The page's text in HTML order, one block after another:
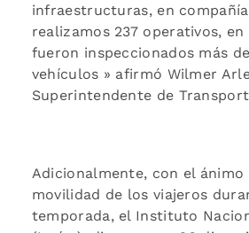
infraestructuras, en
realizamos 237 operativos,
fueron inspeccionados más
vehículos » afirmó Wilmer
Superintendente de
Adicionalmente, con el
movilidad de los viajeros
temporada, el Instituto